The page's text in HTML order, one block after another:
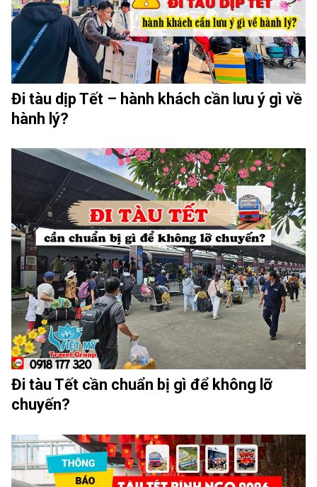
Đi tàu dịp Tết – hành khách cần lưu ý gì về
hành lý?
Đi tàu Tết cần chuẩn bị gì để không lỡ
chuyến?